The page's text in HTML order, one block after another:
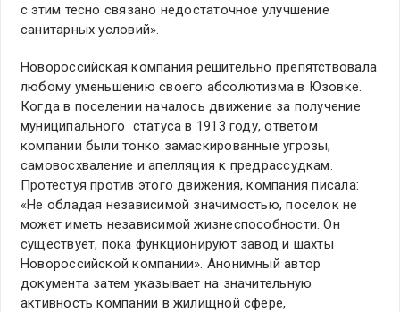
с этим тесно связано недостаточное улучшение
санитарных условий».
Новороссийская компания решительно препятствовала
любому уменьшению своего абсолютизма в Юзовке.
Когда в поселении началось движение за получение
муниципального статуса в 1913 году, ответом
компании были тонко замаскированные угрозы,
самовосхваление и апелляция к предрассудкам.
Протестуя против этого движения, компания писала:
«Не обладая независимой значимостью, поселок не
может иметь независимой жизнеспособности. Он
существует, пока функционируют завод и шахты
Новороссийской компании». Анонимный автор
документа затем указывает на значительную
активность компании в жилищной сфере,